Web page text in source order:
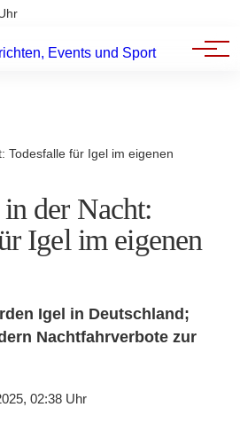
Todesfalle für Igel im eigenen
der Nacht:
Igel im eigenen
Igel in Deutschland;
Nachtfahrverbote zur
02:38 Uhr